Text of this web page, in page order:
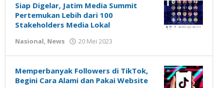
Siap Digelar, Jatim Media Summit
Pertemukan Lebih dari 100
Stakeholders Media Lokal
Nasional, News 20 Mei 2023
Susanto
Memperbanyak Followers di TikTok,
Begini Cara Alami dan Pakai Website